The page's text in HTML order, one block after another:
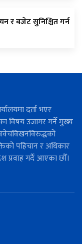
र बजेट सुनिश्चित गर्न
दर्ता भएर
विषय उजागर गर्ने मुख्य
पहिचान र अधिकार
प्रवाह गर्दै आएका छौँ।